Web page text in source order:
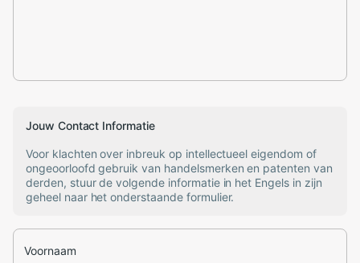
Jouw Contact Informatie
Voor klachten over inbreuk op intellectueel eigendom of
ongeoorloofd gebruik van handelsmerken en patenten van
derden, stuur de volgende informatie in het Engels in zijn
geheel naar het onderstaande formulier.
Voornaam